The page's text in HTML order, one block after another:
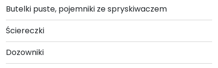
Butelki puste, pojemniki ze spryskiwaczem
Ściereczki
Dozowniki